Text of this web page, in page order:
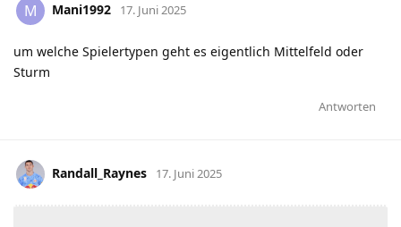
M Mani1992 17. Juni 2025
um welche Spielertypen geht es eigentlich Mittelfeld oder
Sturm
Antworten
Randall_Raynes 17. Juni 2025